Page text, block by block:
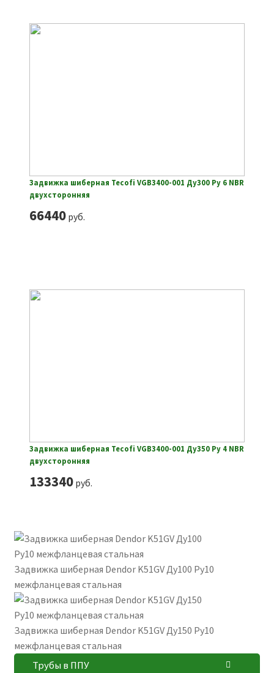
Задвижка шиберная Tecofi VGB3400-001 Ду300 Ру 6 NBR
двухсторонняя
66440руб.
Задвижка шиберная Tecofi VGB3400-001 Ду350 Ру 4 NBR
двухсторонняя
133340руб.
Задвижка шиберная Dendor K51GV Ду100 Ру10
межфланцевая стальная
Задвижка шиберная Dendor K51GV Ду150 Ру10
межфланцевая стальная
Трубы в ППУ